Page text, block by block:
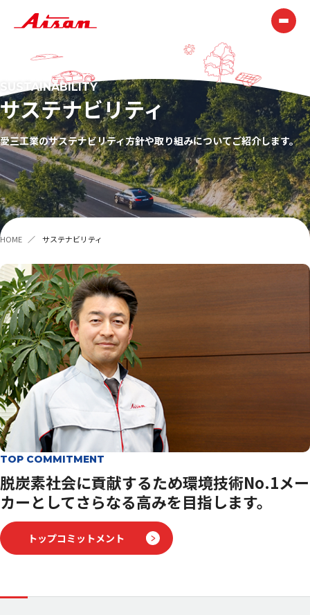
技術情報
テクノロジー ものづくり
展示会・表彰 技報
製品情報
企業情報
経営理念
会社概要
沿革
愛三グループ 映像ライブラリ
スポーツ活動
最新ニュース
ニュース一覧
サステナビリティ
トップコミットメント 担当役員メッセージ
ステークホルダーエンゲージメント
SUSTAINABILITY
サステナビリティ
愛三工業のサステナビリティ方針や取り組みについてご紹介します。
HOME サステナビリティ
TOP COMMITMENT
脱炭素社会に貢献するため環境技術No.1メー
カーとしてさらなる高みを目指します。
トップコミットメント